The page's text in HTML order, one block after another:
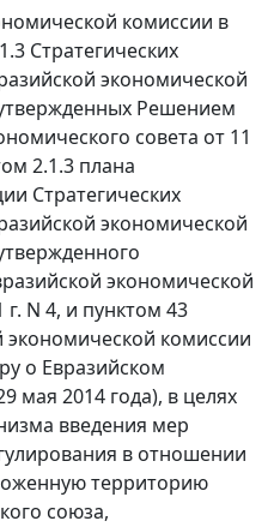
комиссии в
Стратегических
экономической
Решением
совета от 11
2.1.3 плана
Стратегических
экономической
экономической
N 4, и пунктом 43
комиссии
о Евразийском
мая 2014 года), в целях
введения мер
в отношении
территорию
союза,